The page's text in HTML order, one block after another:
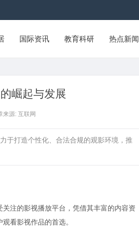
国际资讯 教育科研 热点新闻
崛起与发展
来源: 互联网
于打造个性化、合法合规的观影环境，推
注的影视播放平台，凭借其丰富的内容资
看影视作品的首选。